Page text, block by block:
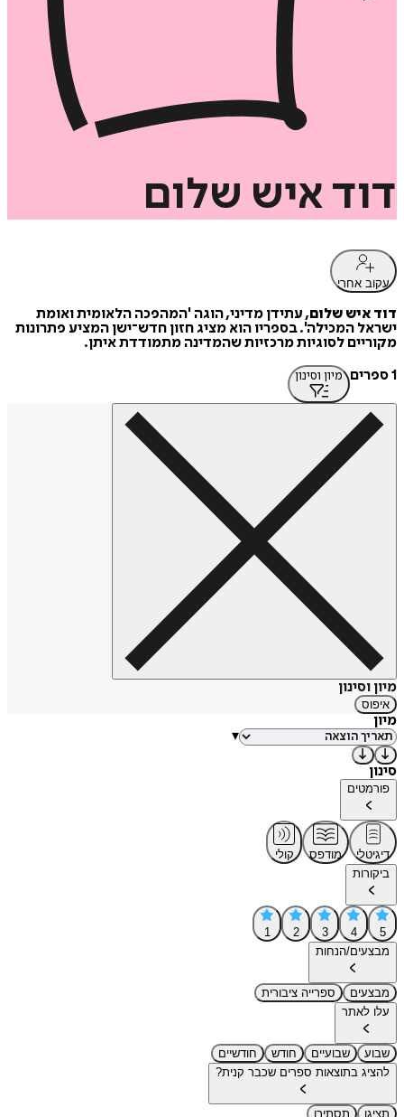
דוד איש שלום
עקוב אחרי
דוד איש שלום, עתידן מדיני, הוגה 'המהפכה הלאומית ואומת
ישראל המכילה'. בספריו הוא מציג חזון חדש־ישן המציע פתרונות
מקוריים לסוגיות מרכזיות שהמדינה מתמודדת איתן.
1 ספרים
מיון וסינון
מיון וסינון
איפוס
מיון
▾
סינון
פורמטים
דיגיטלי מודפס
קולי
ביקורות
5
4
3
2
1
מבצעים/הנחות
מבצעים
ספרייה ציבורית
עלו לאתר
שבוע שבועיים חודש
חודשיים
להציג בתוצאות ספרים שכבר קנית?
תציגו תסתירו